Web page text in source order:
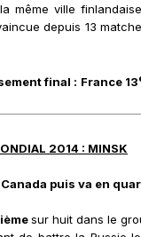
même ville
depuis 13
final : France 13
2014 : MINSK
puis va en
sur huit dans le